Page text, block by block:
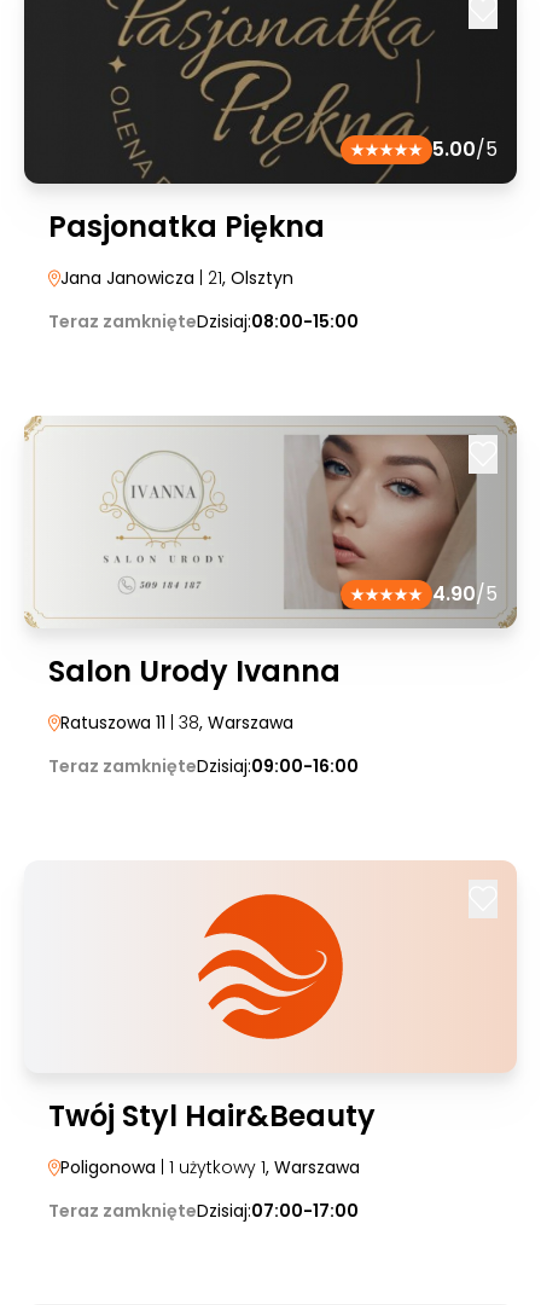
5.00/5
Pasjonatka Piękna
Jana Janowicza | 21, Olsztyn
Teraz zamknięteDzisiaj:08:00-15:00
4.90/5
Salon Urody Ivanna
Ratuszowa 11 | 38, Warszawa
Teraz zamknięteDzisiaj:09:00-16:00
Twój Styl Hair&Beauty
Poligonowa | 1 użytkowy 1, Warszawa
Teraz zamknięteDzisiaj:07:00-17:00